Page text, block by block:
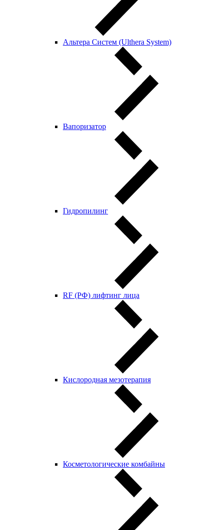
Альтера Систем (Ulthera System)
Вапоризатор
Гидропилинг
RF (РФ) лифтинг лица
Кислородная мезотерапия
Косметологические комбайны